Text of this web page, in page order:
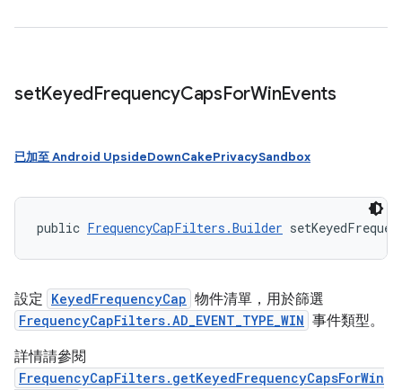
setKeyedFrequencyCapsForWinEvents
已加至 Android UpsideDownCakePrivacySandbox
public FrequencyCapFilters.Builder
設定 KeyedFrequencyCap 物件清單，用於篩選
FrequencyCapFilters.AD_EVENT_TYPE_WIN 事件類型。
詳情請參閱
FrequencyCapFilters.getKeyedFrequencyCapsForWin